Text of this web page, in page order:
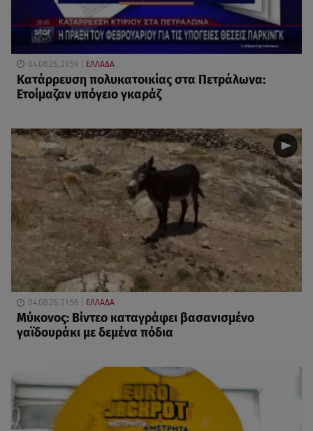
04.08.26, 21:59 ΕΛΛΑΔΑ
Κατάρρευση πολυκατοικίας στα Πετράλωνα:
Ετοίμαζαν υπόγειο γκαράζ
04.08.26, 21:56 ΕΛΛΑΔΑ
Mύκονος: Βίντεο καταγράφει βασανισμένο
γαϊδουράκι με δεμένα πόδια